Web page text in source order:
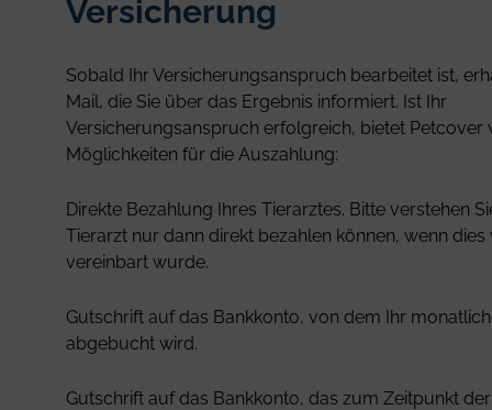
Versicherung
Sobald Ihr Versicherungsanspruch bearbeitet ist,
Mail, die Sie über das Ergebnis informiert. Ist Ihr
Versicherungsanspruch erfolgreich, bietet Petcover
Möglichkeiten für die Auszahlung:
Direkte Bezahlung Ihres Tierarztes. Bitte verstehen
Tierarzt nur dann direkt bezahlen können, wenn
vereinbart wurde.
Gutschrift auf das Bankkonto, von dem Ihr
abgebucht wird.
Gutschrift auf das Bankkonto, das zum Zeitpunkt